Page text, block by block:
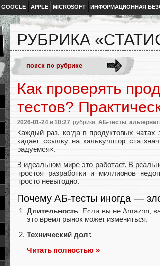
GOOGLE APPLE MICROSOFT ИНФОРМАЦИОННАЯ
РУБРИКА
Как проверять
тестов?
2026-01-24 в 10:27 , рубрики: АБ-тесты
Каждый раз, когда в продуктовых чатах
кидает ссылку на калькулятор
радуемся».
В идеальном мире это работает. В
простоя разработки и миллионов
просто невыгодно.
Почему АБ-тесты иногда —
Длительность. Если вы не Amazon,
это время рынок может измениться.
Технический долг.
Читать полностью »